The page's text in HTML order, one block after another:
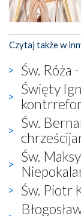
Czytaj także w
Św. Róża
Święty
Św.
Św.
Św. Piotr